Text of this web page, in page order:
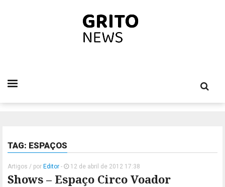
TAG: ESPAÇOS
Artigos / por Editor - 12 de abril de 2012 17:38
Shows – Espaço Circo Voador